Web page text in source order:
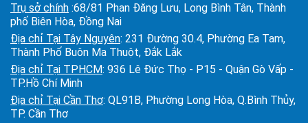
Trụ sở chính :68/81 Phan Đăng Lưu, Long Bình Tân, Thành
phố Biên Hòa, Đồng Nai
Địa chỉ Tại Tây Nguyên: 231 Đường 30.4, Phường Ea Tam,
Thành Phố Buôn Ma Thuột, Đắk Lắk
Địa chỉ Tại TPHCM: 936 Lê Đức Thọ - P15 - Quận Gò Vấp -
TP.Hồ Chí Minh
Địa chỉ Tại Cần Thơ: QL91B, Phường Long Hòa, Q.Bình Thủy,
TP. Cần Thơ